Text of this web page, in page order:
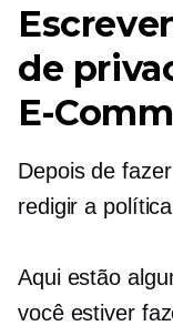
de
E-
Depois de
redigir a
Aqui estão
você estiver